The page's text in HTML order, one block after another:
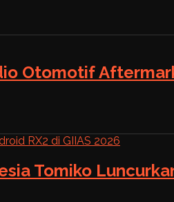
Otomotif
Tomiko